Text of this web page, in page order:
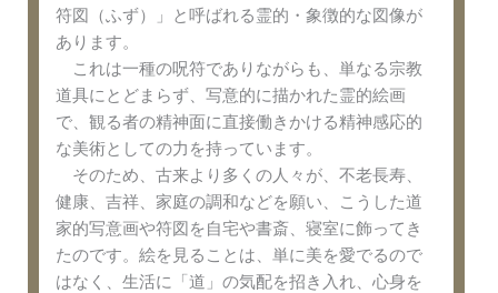
符図（ふず）」と呼ばれる霊的・象徴的な図像が
あります。
これは一種の呪符でありながらも、単なる宗教
道具にとどまらず、写意的に描かれた霊的絵画
で、観る者の精神面に直接働きかける精神感応的
な美術としての力を持っています。
そのため、古来より多くの人々が、不老長寿、
健康、吉祥、家庭の調和などを願い、こうした道
家的写意画や符図を自宅や書斎、寝室に飾ってき
たのです。絵を見ることは、単に美を愛でるので
はなく、生活に「道」の気配を招き入れ、心身を